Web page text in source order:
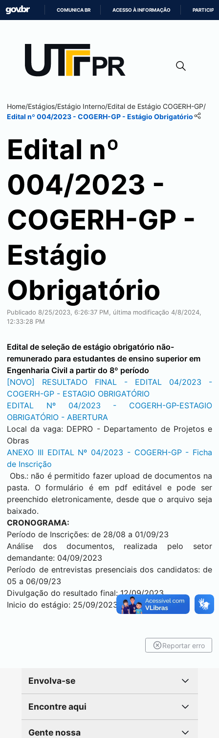
CONTEÚDO
COMUNICA BR ACESSO À INFORMAÇÃO PARTICIPE
Home/Estágios/Estágio Interno/Edital de Estágio COGERH-GP/
Edital nº 004/2023 - COGERH-GP - Estágio Obrigatório
Edital nº
004/2023 -
COGERH-GP -
Estágio
Obrigatório
Publicado 8/25/2023, 6:26:37 PM, última modificação 4/8/2024,
12:33:28 PM
Edital de seleção de estágio obrigatório não-
remunerado para estudantes de ensino superior em
Engenharia Civil a partir do 8º período
[NOVO] RESULTADO FINAL - EDITAL 04/2023 -
COGERH-GP - ESTAGIO OBRIGATÓRIO
EDITAL Nº 04/2023 - COGERH-GP-ESTAGIO
OBRIGATÓRIO - ABERTURA
Local da vaga: DEPRO - Departamento de Projetos e
Obras
ANEXO III EDITAL Nº 04/2023 - COGERH-GP - Ficha
de Inscrição
Obs.: não é permitido fazer upload de documentos na
pasta. O formulário é em pdf editável e pode ser
preenchido eletronicamente, desde que o arquivo seja
baixado.
CRONOGRAMA:
Período de Inscrições: de 28/08 a 01/09/23
Análise dos documentos, realizada pelo setor
demandante: 04/09/2023
Período de entrevistas presenciais dos candidatos: de
05 a 06/09/23
Divulgação do resultado final: 12/09/2023
Inicio do estágio: 25/09/2023
Reportar erro
Envolva-se
Encontre aqui
Gente nossa